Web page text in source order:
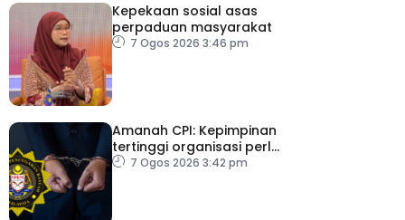
Kepekaan sosial asas
perpaduan masyarakat
7 Ogos 2026 3:46 pm
Amanah CPI: Kepimpinan
tertinggi organisasi perlu
pacu reformasi radikal
7 Ogos 2026 3:42 pm